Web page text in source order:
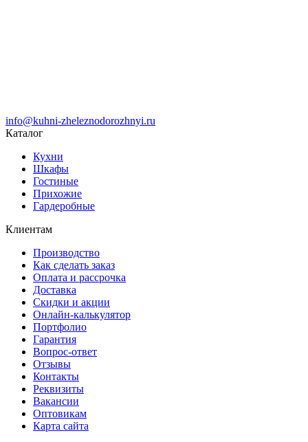
info@kuhni-zheleznodorozhnyi.ru
Каталог
Кухни
Шкафы
Гостиные
Прихожие
Гардеробные
Клиентам
Производство
Как сделать заказ
Оплата и рассрочка
Доставка
Скидки и акции
Онлайн-калькулятор
Портфолио
Гарантия
Вопрос-ответ
Отзывы
Контакты
Реквизиты
Вакансии
Оптовикам
Карта сайта